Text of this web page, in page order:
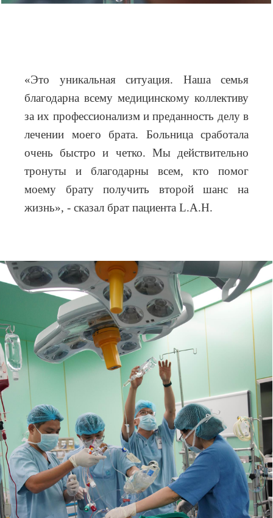
«Это уникальная ситуация. Наша семья
благодарна всему медицинскому коллективу
за их профессионализм и преданность делу в
лечении моего брата. Больница сработала
очень быстро и четко. Мы действительно
тронуты и благодарны всем, кто помог
моему брату получить второй шанс на
жизнь», - сказал брат пациента L.A.H.